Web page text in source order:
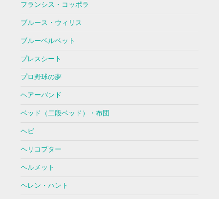
フランシス・コッポラ
ブルース・ウィリス
ブルーベルベット
プレスシート
プロ野球の夢
ヘアーバンド
ベッド（二段ベッド）・布団
ヘビ
ヘリコプター
ヘルメット
ヘレン・ハント